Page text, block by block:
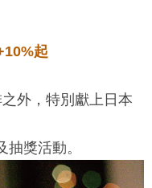
起
外，特別獻上日本
獎活動。